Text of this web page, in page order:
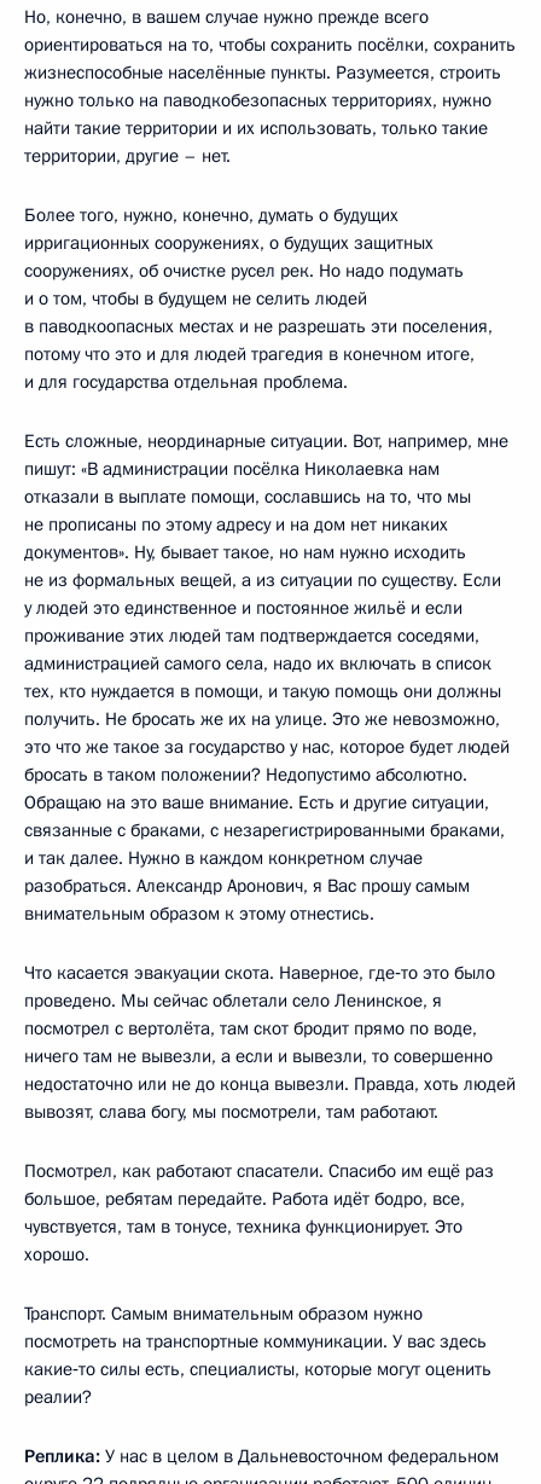
Но, конечно, в вашем случае нужно прежде всего
ориентироваться на то, чтобы сохранить посёлки, сохранить
жизнеспособные населённые пункты. Разумеется, строить
нужно только на паводкобезопасных территориях, нужно
найти такие территории и их использовать, только такие
территории, другие – нет.
Более того, нужно, конечно, думать о будущих
ирригационных сооружениях, о будущих защитных
сооружениях, об очистке русел рек. Но надо подумать
и о том, чтобы в будущем не селить людей
в паводкоопасных местах и не разрешать эти поселения,
потому что это и для людей трагедия в конечном итоге,
и для государства отдельная проблема.
Есть сложные, неординарные ситуации. Вот, например, мне
пишут: «В администрации посёлка Николаевка нам
отказали в выплате помощи, сославшись на то, что мы
не прописаны по этому адресу и на дом нет никаких
документов». Ну, бывает такое, но нам нужно исходить
не из формальных вещей, а из ситуации по существу. Если
у людей это единственное и постоянное жильё и если
проживание этих людей там подтверждается соседями,
администрацией самого села, надо их включать в список
тех, кто нуждается в помощи, и такую помощь они должны
получить. Не бросать же их на улице. Это же невозможно,
это что же такое за государство у нас, которое будет людей
бросать в таком положении? Недопустимо абсолютно.
Обращаю на это ваше внимание. Есть и другие ситуации,
связанные с браками, с незарегистрированными браками,
и так далее. Нужно в каждом конкретном случае
разобраться. Александр Аронович, я Вас прошу самым
внимательным образом к этому отнестись.
Что касается эвакуации скота. Наверное, где‑то это было
проведено. Мы сейчас облетали село Ленинское, я
посмотрел с вертолёта, там скот бродит прямо по воде,
ничего там не вывезли, а если и вывезли, то совершенно
недостаточно или не до конца вывезли. Правда, хоть людей
вывозят, слава богу, мы посмотрели, там работают.
Посмотрел, как работают спасатели. Спасибо им ещё раз
большое, ребятам передайте. Работа идёт бодро, все,
чувствуется, там в тонусе, техника функционирует. Это
хорошо.
Транспорт. Самым внимательным образом нужно
посмотреть на транспортные коммуникации. У вас здесь
какие‑то силы есть, специалисты, которые могут оценить
реалии?
Реплика: У нас в целом в Дальневосточном федеральном